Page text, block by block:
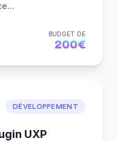
...
BUDGET DE
200€
DÉVELOPPEMENT
UXP